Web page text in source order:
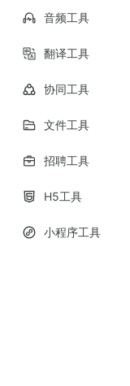
音频工具
翻译工具
协同工具
文件工具
招聘工具
H5工具
小程序工具